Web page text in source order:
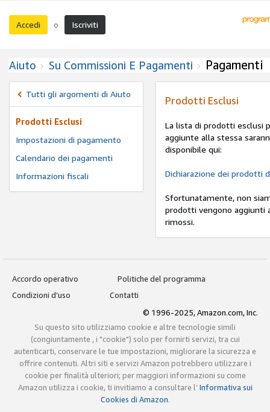
Accedi o Iscriviti
Aiuto Su Commissioni E Pagamenti Pagamenti
Tutti gli argomenti di Aiuto
Prodotti Esclusi
Impostazioni di pagamento
Calendario dei pagamenti
Informazioni fiscali
Prodotti Esclusi
La lista di prodotti esclusi
aggiunte alla stessa
disponibile qui:
Dichiarazione dei prodotti
Sfortunatamente, non
prodotti vengono aggiunti
rimossi.
Accordo operativo
Politiche del programma
Condizioni d’uso
Contatti
© 1996-2025, Amazon.com, Inc.
Su questo sito utilizziamo cookie e altre tecnologie simili
(congiuntamente , i "cookie") solo per fornirti servizi, tra cui
autenticarti, conservare le tue impostazioni, migliorare la sicurezza e
offrire contenuti. Altri siti e servizi Amazon potrebbero utilizzare i
cookie per finalità ulteriori; per maggiori informazioni su come
Amazon utilizza i cookie, ti invitiamo a consultare l’Informativa sui
Cookies di Amazon.